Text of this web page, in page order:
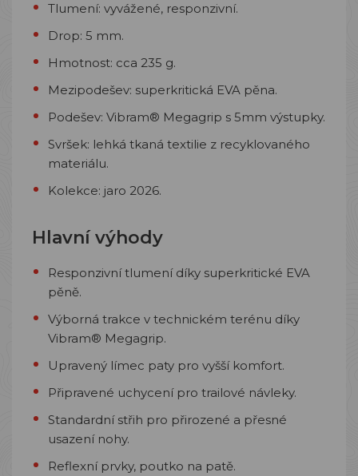
Tlumení: vyvážené, responzivní.
Drop: 5 mm.
Hmotnost: cca 235 g.
Mezipodešev: superkritická EVA pěna.
Podešev: Vibram® Megagrip s 5mm výstupky.
Svršek: lehká tkaná textilie z recyklovaného
materiálu.
Kolekce: jaro 2026.
Hlavní výhody
Responzivní tlumení díky superkritické EVA
pěně.
Výborná trakce v technickém terénu díky
Vibram® Megagrip.
Upravený límec paty pro vyšší komfort.
Připravené uchycení pro trailové návleky.
Standardní střih pro přirozené a přesné
usazení nohy.
Reflexní prvky, poutko na patě.